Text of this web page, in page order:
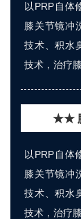
以PRP自体
膝关节镜冲
技术、积水
技术，治疗
★★
以PRP自体
膝关节镜冲
技术、积水
技术，治疗